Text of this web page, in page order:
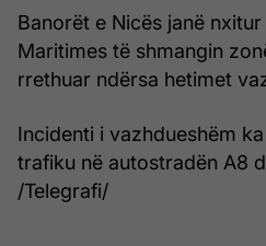
Banorët e Nicës janë
Maritimes të shmangin
rrethuar ndërsa hetimet
Incidenti i vazhdueshëm
trafiku në autostradën A8
/Telegrafi/